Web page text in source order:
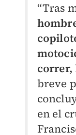
“Tras
correr,
breve
en el